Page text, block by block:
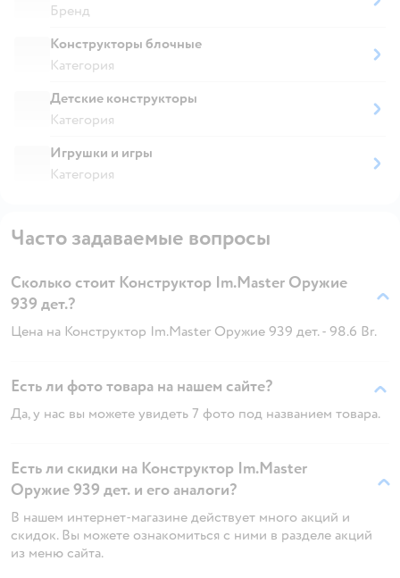
Бренд
Конструкторы блочные
Категория
Детские конструкторы
Категория
Игрушки и игры
Категория
Часто задаваемые вопросы
Сколько стоит Конструктор Im.Master Оружие
939 дет.?
Цена на Конструктор Im.Master Оружие 939 дет. - 98.6 Br.
Есть ли фото товара на нашем сайте?
Да, у нас вы можете увидеть 7 фото под названием товара.
Есть ли скидки на Конструктор Im.Master
Оружие 939 дет. и его аналоги?
В нашем интернет-магазине действует много акций и
скидок. Вы можете ознакомиться с ними в разделе акций
из меню сайта.